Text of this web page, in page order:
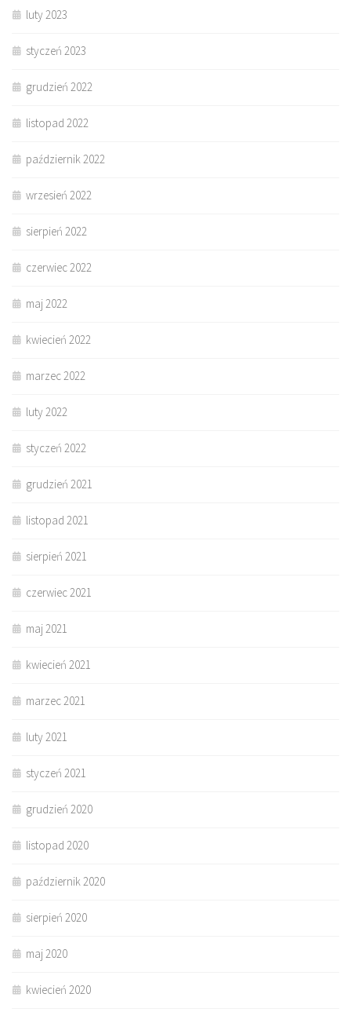
luty 2023
styczeń 2023
grudzień 2022
listopad 2022
październik 2022
wrzesień 2022
sierpień 2022
czerwiec 2022
maj 2022
kwiecień 2022
marzec 2022
luty 2022
styczeń 2022
grudzień 2021
listopad 2021
sierpień 2021
czerwiec 2021
maj 2021
kwiecień 2021
marzec 2021
luty 2021
styczeń 2021
grudzień 2020
listopad 2020
październik 2020
sierpień 2020
maj 2020
kwiecień 2020